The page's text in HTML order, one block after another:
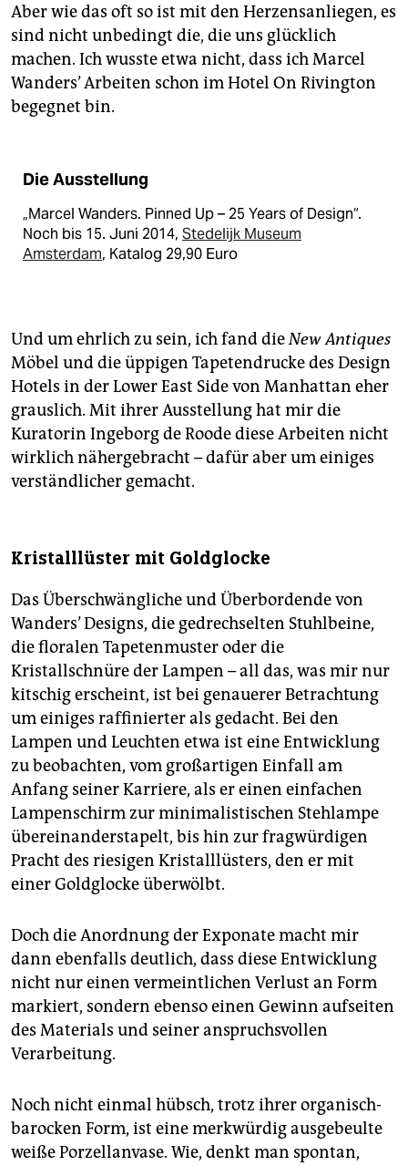
Aber wie das oft so ist mit den Herzensanliegen, es
sind nicht unbedingt die, die uns glücklich
machen. Ich wusste etwa nicht, dass ich Marcel
Wanders’ Arbeiten schon im Hotel On Rivington
begegnet bin.
Die Ausstellung
„Marcel Wanders. Pinned Up – 25 Years of Design“.
Noch bis 15. Juni 2014, Stedelijk Museum
Amsterdam, Katalog 29,90 Euro
Und um ehrlich zu sein, ich fand dieNew Antiques
Möbel und die üppigen Tapetendrucke des Design
Hotels in der Lower East Side von Manhattan eher
grauslich. Mit ihrer Ausstellung hat mir die
Kuratorin Ingeborg de Roode diese Arbeiten nicht
wirklich nähergebracht – dafür aber um einiges
verständlicher gemacht.
Kristalllüster mit Goldglocke
Das Überschwängliche und Überbordende von
Wanders’ Designs, die gedrechselten Stuhlbeine,
die floralen Tapetenmuster oder die
Kristallschnüre der Lampen – all das, was mir nur
kitschig erscheint, ist bei genauerer Betrachtung
um einiges raffinierter als gedacht. Bei den
Lampen und Leuchten etwa ist eine Entwicklung
zu beobachten, vom großartigen Einfall am
Anfang seiner Karriere, als er einen einfachen
Lampenschirm zur minimalistischen Stehlampe
übereinanderstapelt, bis hin zur fragwürdigen
Pracht des riesigen Kristalllüsters, den er mit
einer Goldglocke überwölbt.
Doch die Anordnung der Exponate macht mir
dann ebenfalls deutlich, dass diese Entwicklung
nicht nur einen vermeintlichen Verlust an Form
markiert, sondern ebenso einen Gewinn aufseiten
des Materials und seiner anspruchsvollen
Verarbeitung.
Noch nicht einmal hübsch, trotz ihrer organisch-
barocken Form, ist eine merkwürdig ausgebeulte
weiße Porzellanvase. Wie, denkt man spontan,